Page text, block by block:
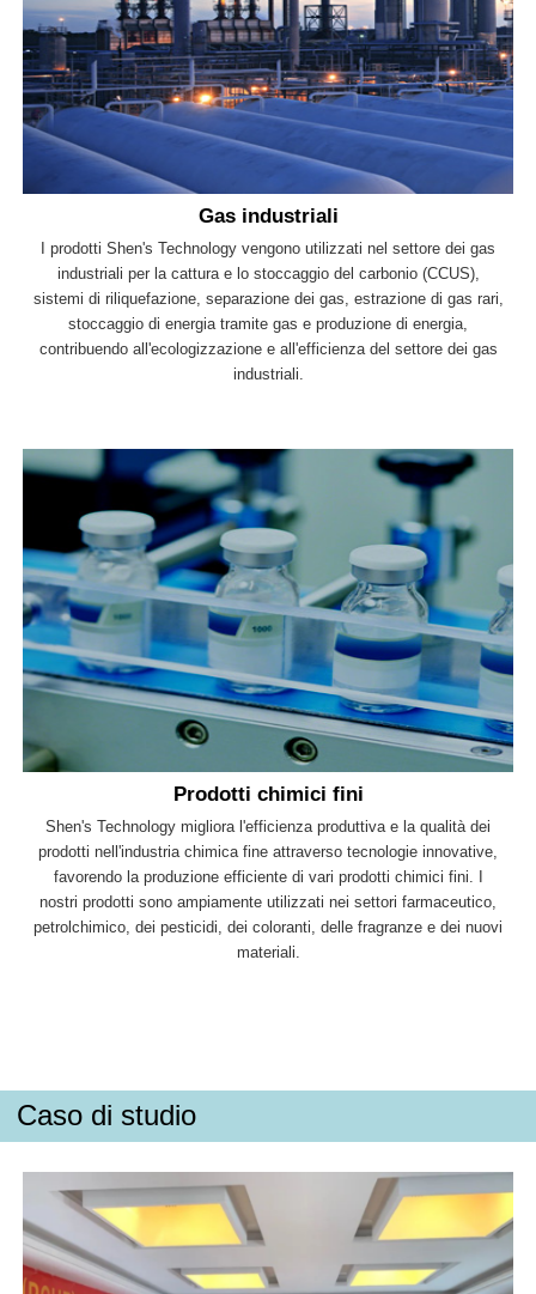
Gas industriali
I prodotti Shen's Technology vengono utilizzati nel settore dei gas
industriali per la cattura e lo stoccaggio del carbonio (CCUS),
sistemi di riliquefazione, separazione dei gas, estrazione di gas rari,
stoccaggio di energia tramite gas e produzione di energia,
contribuendo all'ecologizzazione e all'efficienza del settore dei gas
industriali.
Prodotti chimici fini
Shen's Technology migliora l'efficienza produttiva e la qualità dei
prodotti nell'industria chimica fine attraverso tecnologie innovative,
favorendo la produzione efficiente di vari prodotti chimici fini. I
nostri prodotti sono ampiamente utilizzati nei settori farmaceutico,
petrolchimico, dei pesticidi, dei coloranti, delle fragranze e dei nuovi
materiali.
Caso di studio